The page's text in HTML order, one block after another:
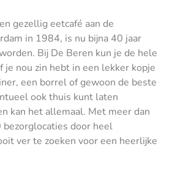
gezellig eetcafé aan de
in 1984, is nu bijna 40 jaar
Bij De Beren kun je de hele
je nou zin hebt in een lekker kopje
een borrel of gewoon de beste
ook thuis kunt laten
kan het allemaal. Met meer dan
door heel
ver te zoeken voor een heerlijke